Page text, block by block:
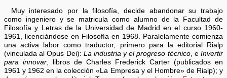
Muy interesado por la filosofía, decide abandonar su trabajo
como ingeniero y se matricula como alumno de la Facultad de
Filosofía y Letras de la Universidad de Madrid en el curso 1960-
1961, licenciándose en Filosofía en 1968. Paralelamente comienza
una activa labor como traductor, primero para la editorial Rialp
(vinculada al Opus Dei): La industria y el progreso técnico, e Invertir
para innovar , libros de Charles Frederick Carter (publicados en
1961 y 1962 en la colección «La Empresa y el Hombre» de Rialp); y